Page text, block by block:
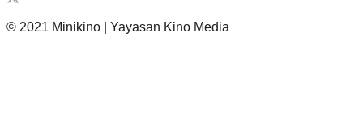
© 2021 Minikino | Yayasan Kino Media